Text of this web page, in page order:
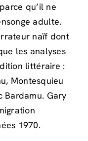
qu’il ne
adulte.
naïf dont
les analyses
littéraire :
Montesquieu
Bardamu. Gary
1970.